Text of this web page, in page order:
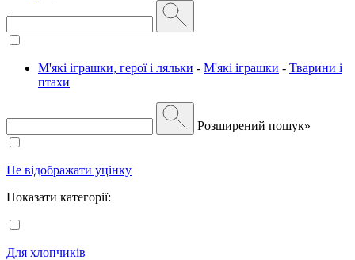
М'які іграшки, герої і ляльки - М'які іграшки - Тварини і
птахи
Розширений пошук»
Не відображати уцінку
Показати категорії:
Для хлопчиків